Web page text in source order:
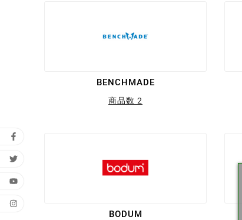
BENCHMADE
商品数 2
BODUM